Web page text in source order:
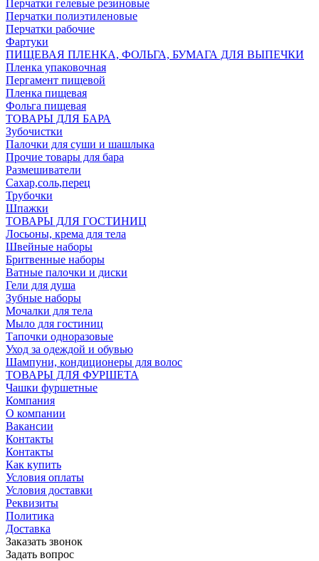
Перчатки гелевые резиновые
Перчатки полиэтиленовые
Перчатки рабочие
Фартуки
ПИЩЕВАЯ ПЛЕНКА, ФОЛЬГА, БУМАГА ДЛЯ ВЫПЕЧКИ
Пленка упаковочная
Пергамент пищевой
Пленка пищевая
Фольга пищевая
ТОВАРЫ ДЛЯ БАРА
Зубочистки
Палочки для суши и шашлыка
Прочие товары для бара
Размешиватели
Сахар,соль,перец
Трубочки
Шпажки
ТОВАРЫ ДЛЯ ГОСТИНИЦ
Лосьоны, крема для тела
Швейные наборы
Бритвенные наборы
Ватные палочки и диски
Гели для душа
Зубные наборы
Мочалки для тела
Мыло для гостиниц
Тапочки одноразовые
Уход за одеждой и обувью
Шампуни, кондиционеры для волос
ТОВАРЫ ДЛЯ ФУРШЕТА
Чашки фуршетные
Компания
О компании
Вакансии
Контакты
Контакты
Как купить
Условия оплаты
Условия доставки
Реквизиты
Политика
Доставка
Заказать звонок
Задать вопрос